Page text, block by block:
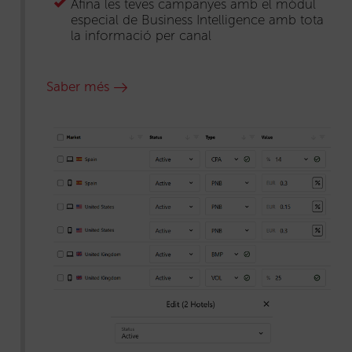
Afina les teves campanyes amb el mòdul
especial de Business Intelligence amb tota
la informació per canal
Saber més